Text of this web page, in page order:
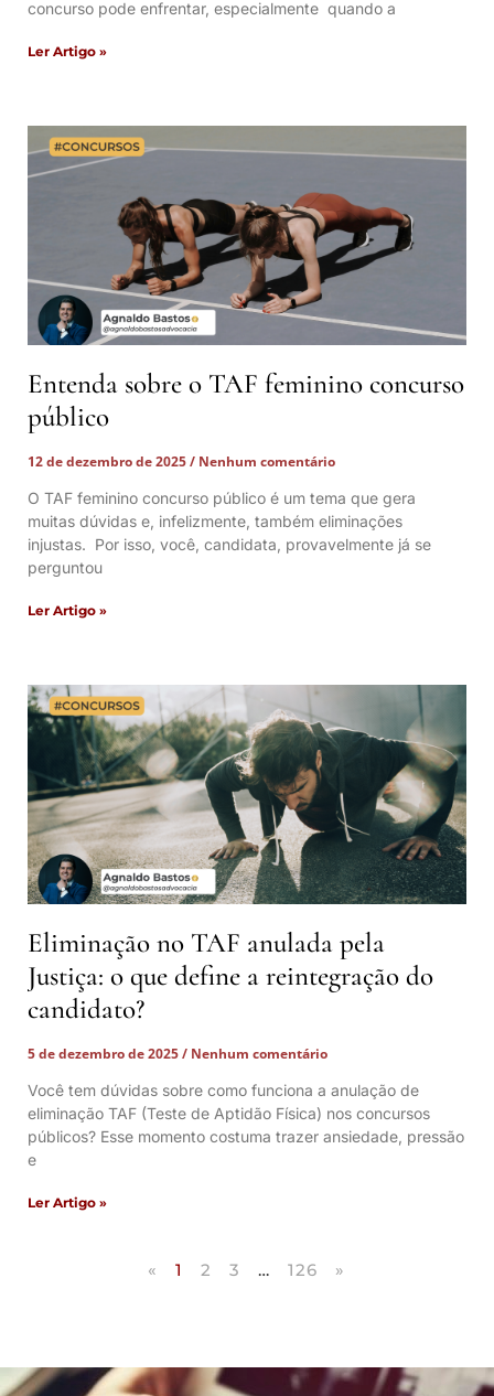
concurso pode enfrentar, especialmente quando a
Ler Artigo »
Entenda sobre o TAF feminino concurso
público
12 de dezembro de 2025
Nenhum comentário
O TAF feminino concurso público é um tema que gera
muitas dúvidas e, infelizmente, também eliminações
injustas. Por isso, você, candidata, provavelmente já se
perguntou
Ler Artigo »
Eliminação no TAF anulada pela
Justiça: o que define a reintegração do
candidato?
5 de dezembro de 2025
Nenhum comentário
Você tem dúvidas sobre como funciona a anulação de
eliminação TAF (Teste de Aptidão Física) nos concursos
públicos? Esse momento costuma trazer ansiedade, pressão
e
Ler Artigo »
« 1 2 3 … 126 »